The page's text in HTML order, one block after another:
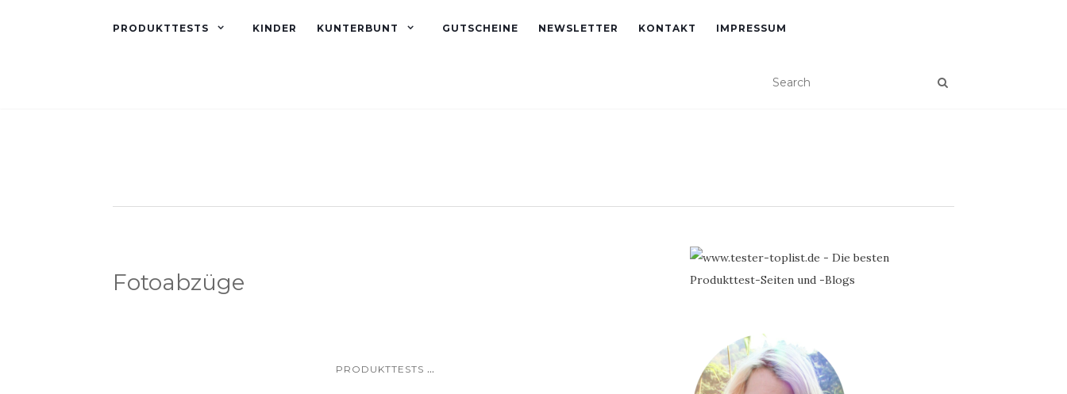
PRODUKTTESTS KINDER KUNTERBUNT GUTSCHEINE NEWSLETTER KONTAKT IMPRESSUM
Fotoabzüge
PRODUKTTESTS ...